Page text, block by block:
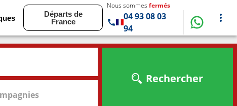
Départs de
France
Nous sommes fermés
04 93 08 03
94
Rechercher